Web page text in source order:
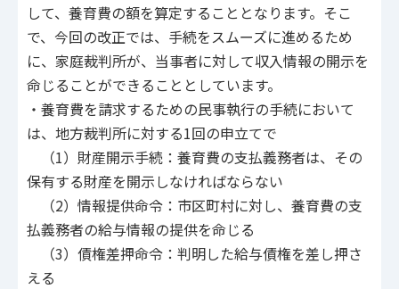
して、養育費の額を算定することとなります。そこ
で、今回の改正では、手続をスムーズに進めるため
に、家庭裁判所が、当事者に対して収入情報の開示を
命じることができることとしています。
・養育費を請求するための民事執行の手続において
は、地方裁判所に対する1回の申立てで
（1）財産開示手続：養育費の支払義務者は、その
保有する財産を開示しなければならない
（2）情報提供命令：市区町村に対し、養育費の支
払義務者の給与情報の提供を命じる
（3）債権差押命令：判明した給与債権を差し押さ
える